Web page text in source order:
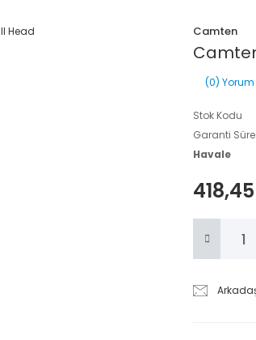
Camten
(0) Yorum
Stok Kodu
Garanti
Havale